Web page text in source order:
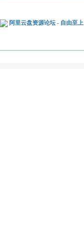
阿里云盘资源论坛 - 自由至上